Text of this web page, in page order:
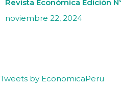
Revista Económica Edición
noviembre 22, 2024
Tweets by EconomicaPeru